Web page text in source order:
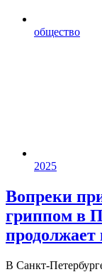
общество
2025
Вопреки
гриппом в
продолжает
В Санкт-